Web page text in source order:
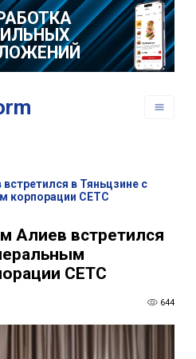
в Тяньцзине с
корпорации CETC
Алиев встретился
CETC
644